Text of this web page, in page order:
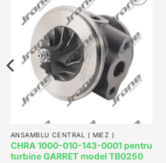
Add to
wishlist
ANSAMBLU CENTRAL ( MIEZ )
CHRA 1000-010-143-0001 pentru
turbine GARRET model TB0250